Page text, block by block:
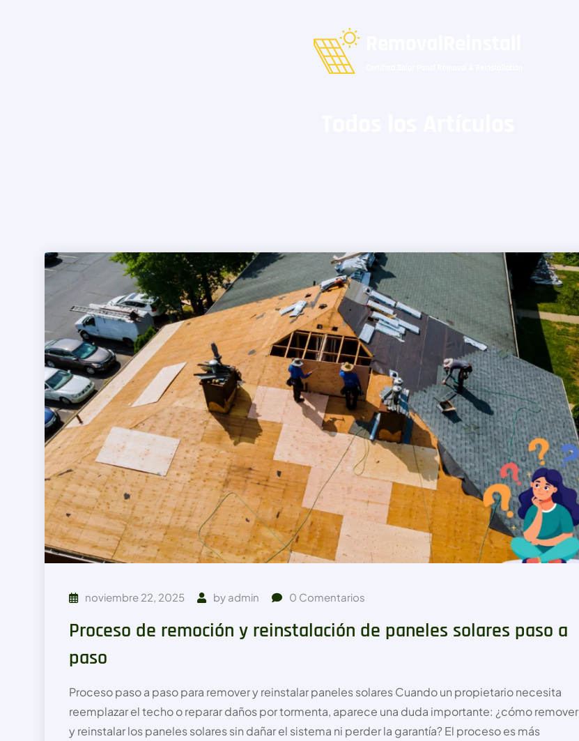
noviembre 22, 2025 by admin 0 Comentarios
Proceso de remoción y reinstalación de paneles solares paso a
paso
Proceso paso a paso para remover y reinstalar paneles solares Cuando un propietario necesita
reemplazar el techo o reparar daños por tormenta, aparece una duda importante: ¿cómo remover
y reinstalar los paneles solares sin dañar el sistema ni perder la garantía? El proceso es más